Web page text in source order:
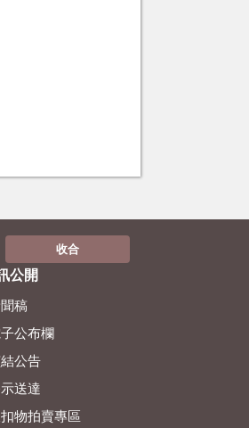
收合
公開
稿
公布欄
公告
送達
物拍賣專區